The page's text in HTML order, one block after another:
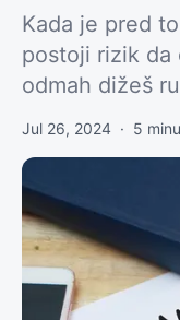
Kada je pred
postoji rizik da
odmah dižeš
Jul 26, 2024 · 5